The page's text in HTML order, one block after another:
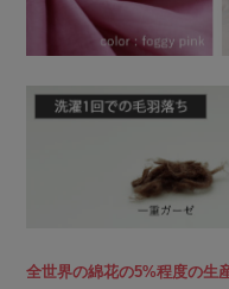
全世界の綿花の5%程度の生